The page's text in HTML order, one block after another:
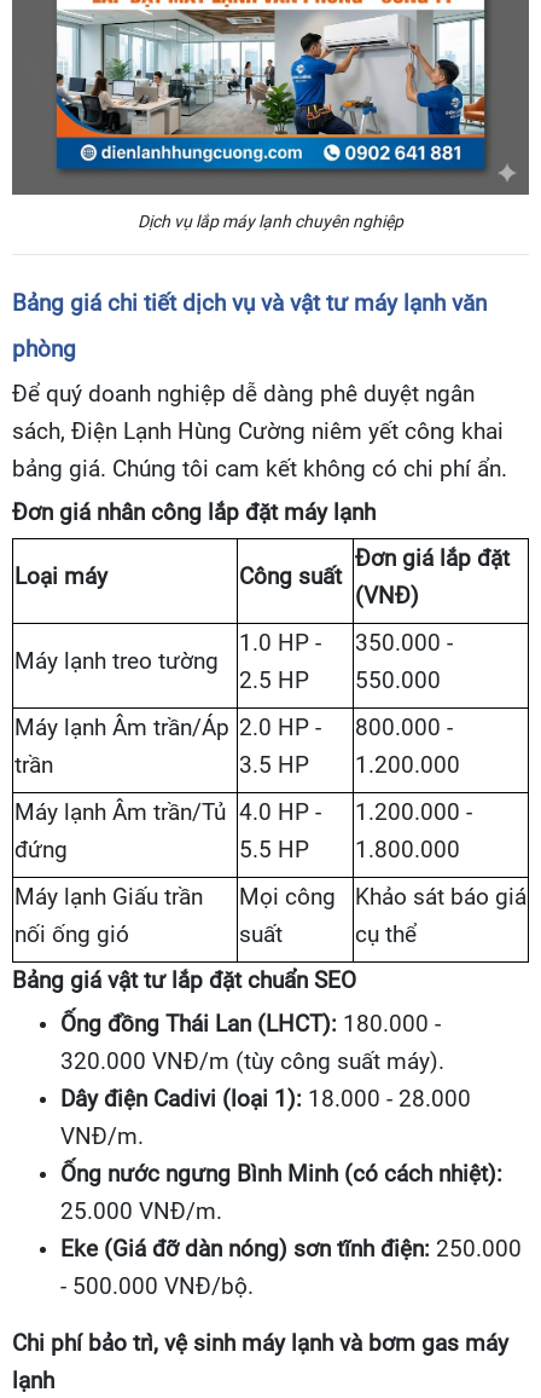
Dịch vụ lắp máy lạnh chuyên nghiệp
Bảng giá chi tiết dịch vụ và vật tư máy lạnh văn
phòng
Để quý doanh nghiệp dễ dàng phê duyệt ngân
sách, Điện Lạnh Hùng Cường niêm yết công khai
bảng giá. Chúng tôi cam kết không có chi phí ẩn.
Đơn giá nhân công lắp đặt máy lạnh
Loại máy Công suất
Đơn giá lắp đặt
(VNĐ)
Máy lạnh treo tường
1.0 HP -
2.5 HP
350.000 -
550.000
Máy lạnh Âm trần/Áp
trần
2.0 HP -
3.5 HP
800.000 -
1.200.000
Máy lạnh Âm trần/Tủ
đứng
4.0 HP -
5.5 HP
1.200.000 -
1.800.000
Máy lạnh Giấu trần
nối ống gió
Mọi công
suất
Khảo sát báo giá
cụ thể
Bảng giá vật tư lắp đặt chuẩn SEO
Ống đồng Thái Lan (LHCT): 180.000 -
320.000 VNĐ/m (tùy công suất máy).
Dây điện Cadivi (loại 1): 18.000 - 28.000
VNĐ/m.
Ống nước ngưng Bình Minh (có cách nhiệt):
25.000 VNĐ/m.
Eke (Giá đỡ dàn nóng) sơn tĩnh điện: 250.000
- 500.000 VNĐ/bộ.
Chi phí bảo trì, vệ sinh máy lạnh và bơm gas máy
lạnh